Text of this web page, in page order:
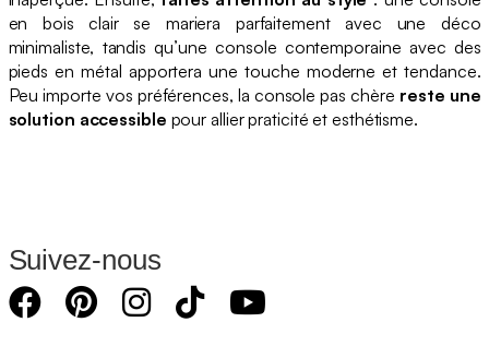
en bois clair se mariera parfaitement avec une déco
minimaliste, tandis qu’une console contemporaine avec des
pieds en métal apportera une touche moderne et tendance.
Peu importe vos préférences, la console pas chère reste une
solution accessible pour allier praticité et esthétisme.
Suivez-nous